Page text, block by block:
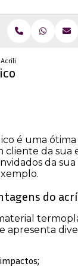
é uma ótima
cliente da sua
da
do
apresenta
impactos;